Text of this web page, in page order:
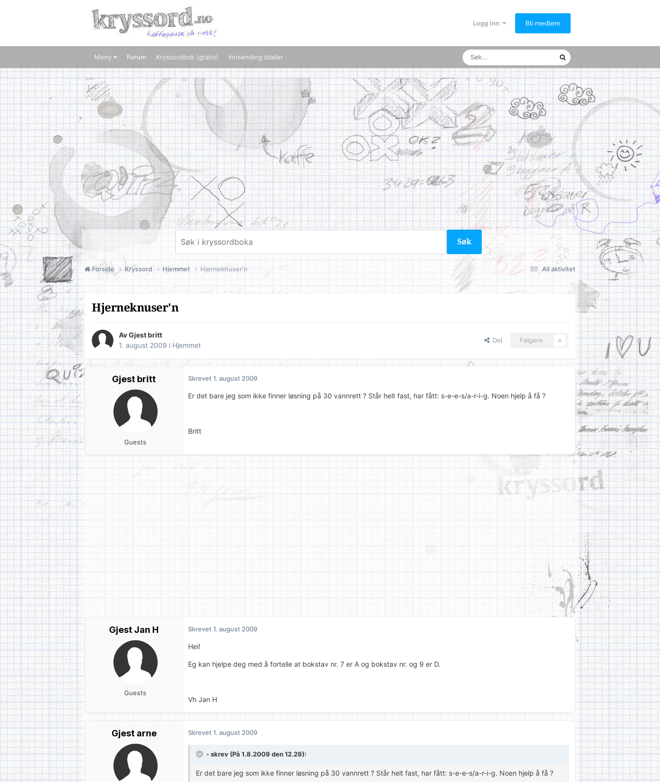
Logg inn Bli medlem
Meny Forum Kryssordbok (gratis) Innsending blader
Søk
All aktivitet
Forside Kryssord Hjemmet Hjerneknuser'n
Hjerneknuser'n
Av Gjest britt
1. august 2009 i Hjemmet
Del Følgere 0
Gjest britt
Guests
Skrevet1. august 2009
Er det bare jeg som ikke finner løsning på 30 vannrett ? Står helt fast, har fått: s-e-e-s/a-r-i-g. Noen hjelp å få ?
Britt
Gjest Jan H
Guests
Skrevet1. august 2009
Hei!
Eg kan hjelpe deg med å fortelle at bokstav nr. 7 er A og bokstav nr. og 9 er D.
Vh Jan H
Gjest arne Skrevet1. august 2009
- skrev (På 1.8.2009 den 12.29):
Er det bare jeg som ikke finner løsning på 30 vannrett ? Står helt fast, har fått: s-e-e-s/a-r-i-g. Noen hjelp å få ?